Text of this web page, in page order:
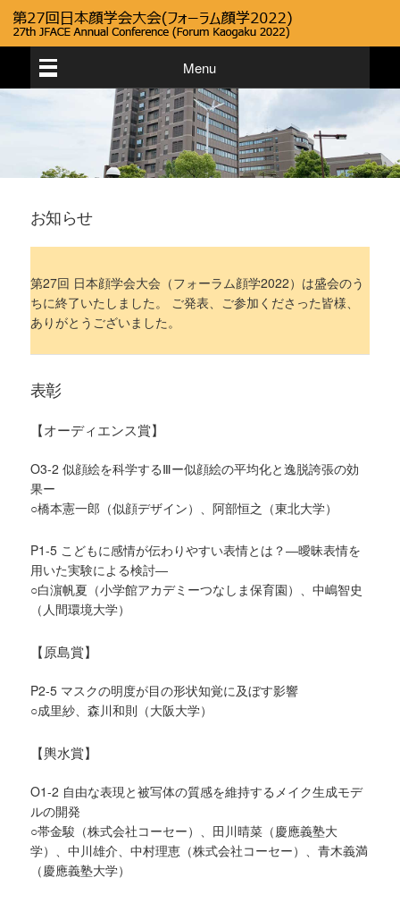
Menu
お知らせ
第27回 日本顔学会大会（フォーラム顔学2022）は盛会のう
ちに終了いたしました。 ご発表、ご参加くださった皆様、
ありがとうございました。
表彰
【オーディエンス賞】
O3-2 似顔絵を科学するⅢー似顔絵の平均化と逸脱誇張の効
果ー
○橋本憲一郎（似顔デザイン）、阿部恒之（東北大学）
P1-5 こどもに感情が伝わりやすい表情とは？―曖昧表情を
用いた実験による検討―
○白濵帆夏（小学館アカデミーつなしま保育園）、中嶋智史
（人間環境大学）
【原島賞】
P2-5 マスクの明度が目の形状知覚に及ぼす影響
○成里紗、森川和則（大阪大学）
【輿水賞】
O1-2 自由な表現と被写体の質感を維持するメイク生成モデ
ルの開発
○帯金駿（株式会社コーセー）、田川晴菜（慶應義塾大
学）、中川雄介、中村理恵（株式会社コーセー）、青木義満
（慶應義塾大学）